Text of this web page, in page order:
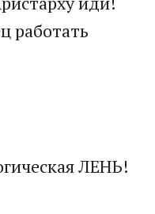
работать
ЛЕНЬ!